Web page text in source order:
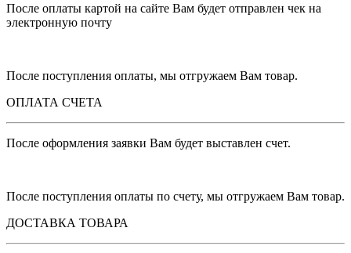
После оплаты картой на сайте Вам будет отправлен чек на
электронную почту
После поступления оплаты, мы отгружаем Вам товар.
ОПЛАТА СЧЕТА
После оформления заявки Вам будет выставлен счет.
После поступления оплаты по счету, мы отгружаем Вам товар.
ДОСТАВКА ТОВАРА